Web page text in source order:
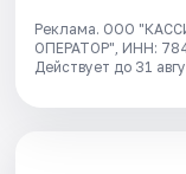
Реклама. ООО
ОПЕРАТОР", ИНН:
Действует до 31